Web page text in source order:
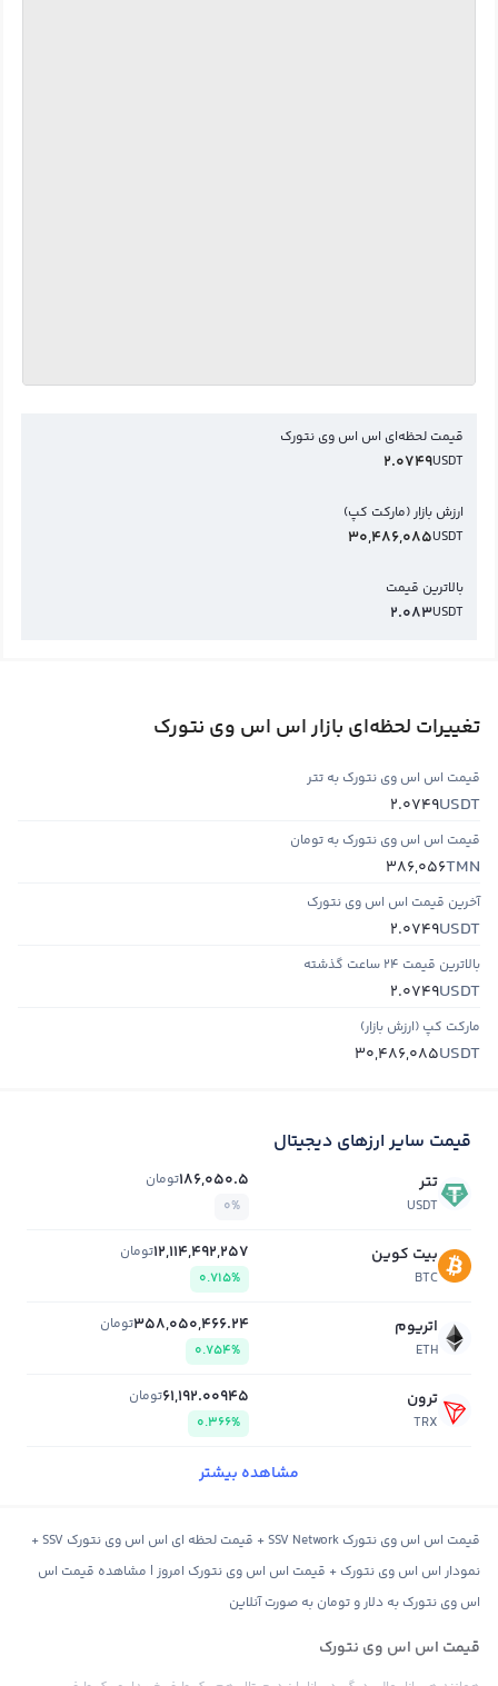
قیمت لحظه‌ای اس اس وی نتورک
USDT
2.0749
ارزش بازار (مارکت کپ)
USDT
30,486,085
بالاترین قیمت
USDT
2.083
تغییرات لحظه‌ای بازار اس اس وی نتورک
قیمت اس اس وی نتورک به تتر
USDT
2.0749
قیمت اس اس وی نتورک به تومان
TMN
386,056
آخرین قیمت اس اس وی نتورک
USDT
2.0749
بالاترین قیمت ۲۴ ساعت گذشته
USDT
2.0749
مارکت کپ (ارزش بازار)
USDT
30,486,085
قیمت سایر ارزهای دیجیتال
تتر
USDT
186,050.5تومان
0%
بیت کوین
BTC
12,114,492,257تومان
0.715%
اتریوم
ETH
358,050,466.24تومان
0.754%
ترون
TRX
61,192.00945تومان
0.366%
مشاهده بیشتر
قیمت اس اس وی نتورک SSV Network + قیمت لحظه ای اس اس وی نتورک SSV +
نمودار اس اس وی نتورک + قیمت اس اس وی نتورک امروز | مشاهده قیمت اس
اس وی نتورک به دلار و تومان به صورت آنلاین
قیمت اس اس وی نتورک